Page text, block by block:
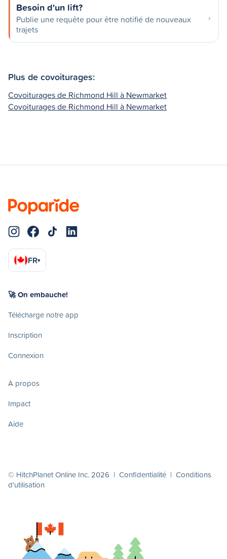
Besoin d'un lift?
Publie une requête pour être notifié de nouveaux
trajets
Plus de covoiturages:
Covoiturages de Richmond Hill à Newmarket
Covoiturages de Richmond Hill à Newmarket
FR▾
🚀 On embauche!
Télécharge notre app
Inscription
Connexion
À propos
Impact
Aide
© HitchPlanet Online Inc. 2026 | Confidentialité | Conditions
d'utilisation